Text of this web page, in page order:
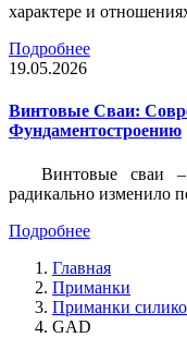
характере и
Подробнее
19.05.2026
Винтовые Сваи:
Фундаментостроению
Винтовые сваи
радикально изменило
Подробнее
Главная
Приманки
Приманки
GAD